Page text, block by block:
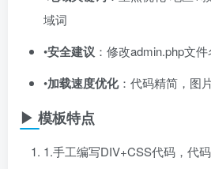
域词
•​安全建议 ：修改admin.php文
•​加载速度优化：代码精简，图
▶ 模板特点
1.手工编写DIV+CSS代码，代